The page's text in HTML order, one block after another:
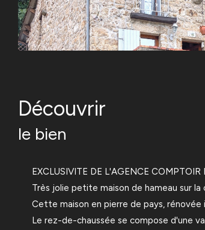
découvrir
le bien
EXCLUSIVITE DE L'AGENCE COMPTOIR
Très jolie petite maison de hameau sur
Cette maison en pierre de pays, rénovée
Le rez-de-chaussée se compose d'une